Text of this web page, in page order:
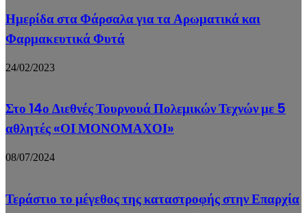
Ημερίδα στα Φάρσαλα για τα Αρωματικά και
Φαρμακευτικά Φυτά
24/02/2023
Στο 14ο Διεθνές Τουρνουά Πολεμικών Τεχνών με 5
αθλητές «ΟΙ ΜΟΝΟΜΑΧΟΙ»
08/07/2024
Τεράστιο το μέγεθος της καταστροφής στην Επαρχία